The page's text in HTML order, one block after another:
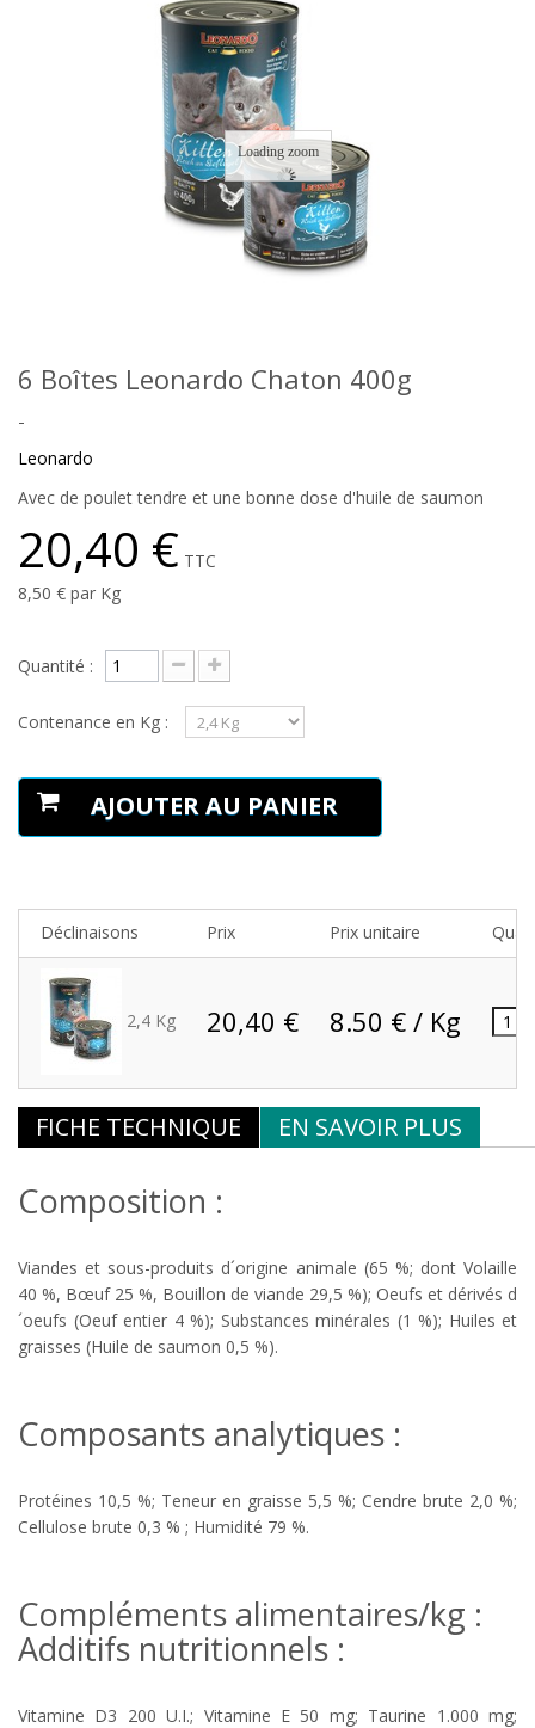
Loading zoom
6 Boîtes Leonardo Chaton 400g
-
Leonardo
Avec de poulet tendre et une bonne dose d'huile de saumon
20,40 € TTC
8,50 € par Kg
Quantité :
Contenance en Kg :
AJOUTER AU PANIER
Déclinaisons Prix Prix unitaire
2,4 Kg 20,40 € 8.50 € / Kg
FICHE TECHNIQUE EN SAVOIR PLUS
Composition :
Viandes et sous-produits d´origine animale (65 %; dont Volaille
40 %, Bœuf 25 %, Bouillon de viande 29,5 %); Oeufs et dérivés d
´oeufs (Oeuf entier 4 %); Substances minérales (1 %); Huiles et
graisses (Huile de saumon 0,5 %).
Composants analytiques :
Protéines 10,5 %; Teneur en graisse 5,5 %; Cendre brute 2,0 %;
Cellulose brute 0,3 % ; Humidité 79 %.
Compléments alimentaires/kg :
Additifs nutritionnels :
Vitamine D3 200 U.I.; Vitamine E 50 mg; Taurine 1.000 mg;